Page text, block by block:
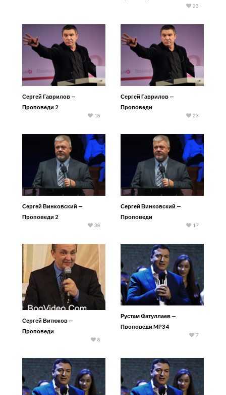
23
Сергей Гаврилов —
Проповеди 2
18
Сергей Гаврилов —
Проповеди
23
Сергей Винковский —
Проповеди 2
38
Сергей Винковский —
Проповеди
17
Сергей Витюков —
Проповеди
8
Рустам Фатуллаев —
Проповеди MP3 4
7